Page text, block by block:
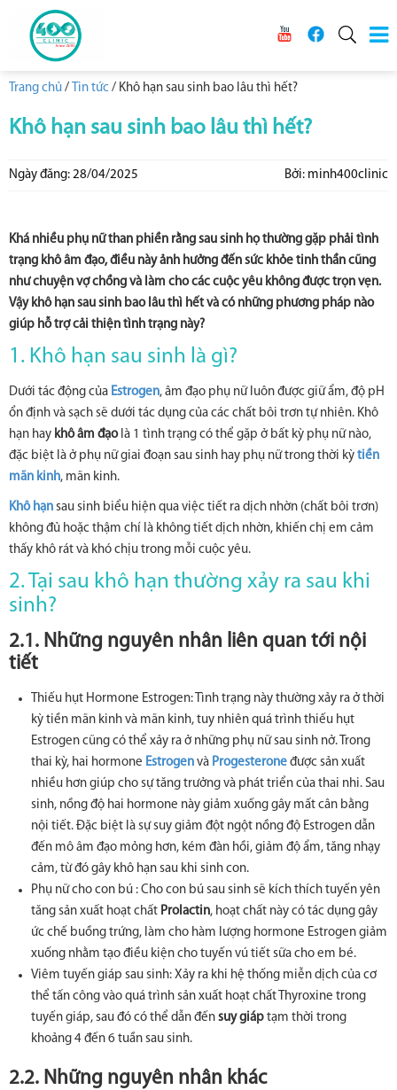
Trang chủ / Tin tức / Khô hạn sau sinh bao lâu thì hết?
Khô hạn sau sinh bao lâu thì hết?
Ngày đăng: 28/04/2025 Bởi: minh400clinic
Khá nhiều phụ nữ than phiền rằng sau sinh họ thường gặp phải tình
trạng khô âm đạo, điều này ảnh hưởng đến sức khỏe tinh thần cũng
như chuyện vợ chồng và làm cho các cuộc yêu không được trọn vẹn.
Vậy khô hạn sau sinh bao lâu thì hết và có những phương pháp nào
giúp hỗ trợ cải thiện tình trạng này?
1. Khô hạn sau sinh là gì?
Dưới tác động của Estrogen, âm đạo phụ nữ luôn được giữ ẩm, độ pH
ổn định và sạch sẽ dưới tác dụng của các chất bôi trơn tự nhiên. Khô
hạn hay khô âm đạolà 1 tình trạng có thể gặp ở bất kỳ phụ nữ nào,
đặc biệt là ở phụ nữ giai đoạn sau sinh hay phụ nữ trong thời kỳ tiền
mãn kinh, mãn kinh.
Khô hạn sau sinh biểu hiện qua việc tiết ra dịch nhờn (chất bôi trơn)
không đủ hoặc thậm chí là không tiết dịch nhờn, khiến chị em cảm
thấy khô rát và khó chịu trong mỗi cuộc yêu.
2. Tại sau khô hạn thường xảy ra sau khi
sinh?
2.1. Những nguyên nhân liên quan tới nội
tiết
Thiếu hụt Hormone Estrogen: Tình trạng này thường xảy ra ở thời
kỳ tiền mãn kinh và mãn kinh, tuy nhiên quá trình thiếu hụt
Estrogen cũng có thể xảy ra ở những phụ nữ sau sinh nở. Trong
thai kỳ, hai hormone Estrogen và Progesterone được sản xuất
nhiều hơn giúp cho sự tăng trưởng và phát triển của thai nhi. Sau
sinh, nồng độ hai hormone này giảm xuống gây mất cân bằng
nội tiết. Đặc biệt là sự suy giảm đột ngột nồng độ Estrogen dẫn
đến mô âm đạo mỏng hơn, kém đàn hồi, giảm độ ẩm, tăng nhạy
cảm, từ đó gây khô hạn sau khi sinh con.
Phụ nữ cho con bú : Cho con bú sau sinh sẽ kích thích tuyến yên
tăng sản xuất hoạt chất Prolactin, hoạt chất này có tác dụng gây
ức chế buồng trứng, làm cho hàm lượng hormone Estrogen giảm
xuống nhằm tạo điều kiện cho tuyến vú tiết sữa cho em bé.
Viêm tuyến giáp sau sinh: Xảy ra khi hệ thống miễn dịch của cơ
thể tấn công vào quá trình sản xuất hoạt chất Thyroxine trong
tuyến giáp, sau đó có thể dẫn đến suy giáp tạm thời trong
khoảng 4 đến 6 tuần sau sinh.
2.2. Những nguyên nhân khác